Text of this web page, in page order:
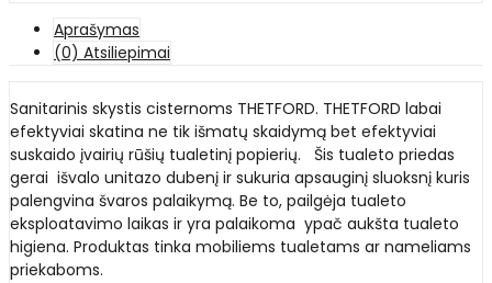
Aprašymas
(0) Atsiliepimai
Sanitarinis skystis cisternoms THETFORD. THETFORD labai
efektyviai skatina ne tik išmatų skaidymą bet efektyviai
suskaido įvairių rūšių tualetinį popierių. Šis tualeto priedas
gerai išvalo unitazo dubenį ir sukuria apsauginį sluoksnį kuris
palengvina švaros palaikymą. Be to, pailgėja tualeto
eksploatavimo laikas ir yra palaikoma ypač aukšta tualeto
higiena. Produktas tinka mobiliems tualetams ar nameliams
priekaboms.